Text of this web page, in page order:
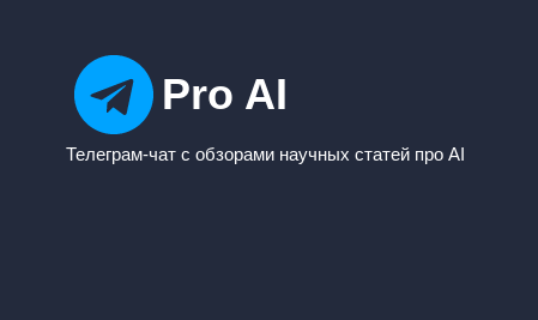
Pro AI
Телеграм-чат с обзорами научных статей про AI